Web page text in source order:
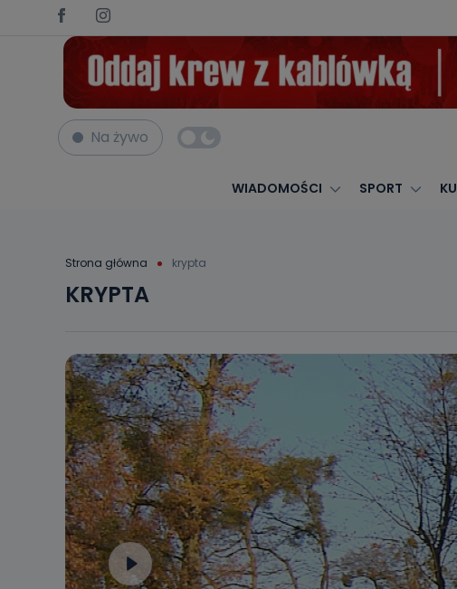
Na żywo
WIADOMOŚCI SPORT
Strona główna krypta
KRYPTA